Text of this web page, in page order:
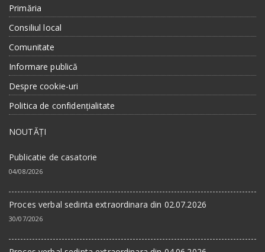
Primăria
Consiliul local
Comunitate
Informare publică
Despre cookie-uri
Politica de confidențialitate
NOUTĂȚI
Publicatie de casatorie
04/08/2026
Proces verbal sedinta extraordinara din 02.07.2026
30/07/2026